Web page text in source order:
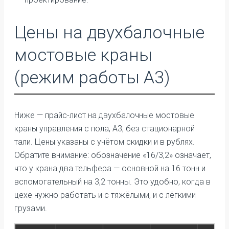
Цены на двухбалочные
мостовые краны
(режим работы А3)
Ниже — прайс-лист на двухбалочные мостовые
краны управления с пола, А3, без стационарной
тали. Цены указаны с учётом скидки и в рублях.
Обратите внимание: обозначение «16/3,2» означает,
что у крана два тельфера — основной на 16 тонн и
вспомогательный на 3,2 тонны. Это удобно, когда в
цехе нужно работать и с тяжёлыми, и с лёгкими
грузами.